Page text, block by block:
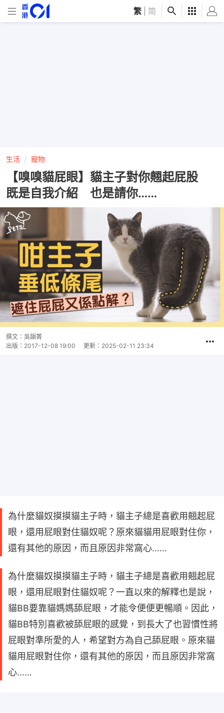
繁 简
生活 寵物
【嗅嗅貓屁眼】貓主子對你翹起屁股
既是自我介紹 也是請你……
撰文： 吳韻菁
出版： 2017-12-08 19:00 更新： 2025-02-11 23:34
為什麼貓奴摸摸貓主子時，貓主子總是喜歡用翹起屁
眼，還用屁眼對住貓奴呢？原來貓貓用屁眼對住你，
還有其他的原因，而且原因非常窩心……
為什麼貓奴摸摸貓主子時，貓主子總是喜歡用翹起屁
眼，還用屁眼對住貓奴呢？一直以來的解釋也是說，
貓BB要靠貓媽媽舔屁眼，才能令便便更暢順。因此，
貓BB特別喜歡被舔屁眼的感覺，到長大了也習慣性將
屁眼對準所愛的人，希望對方為自己舔屁眼。原來貓
貓用屁眼對住你，還有其他的原因，而且原因非常窩
心……